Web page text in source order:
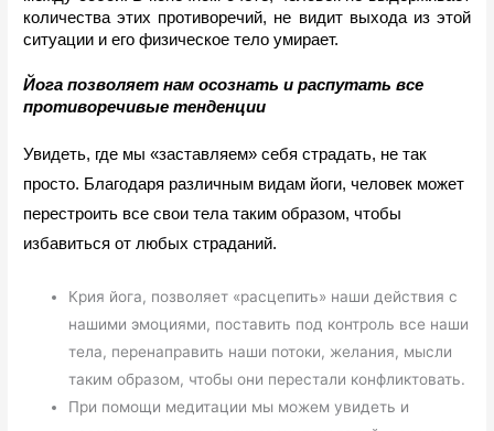
количества этих противоречий, не видит выхода из этой
ситуации и его физическое тело умирает.
Йога позволяет нам осознать и распутать все
противоречивые тенденции
Увидеть, где мы «заставляем» себя страдать, не так
просто. Благодаря различным видам йоги, человек может
перестроить все свои тела таким образом, чтобы
избавиться от любых страданий.
Крия йога, позволяет «расцепить» наши действия с
нашими эмоциями, поставить под контроль все наши
тела, перенаправить наши потоки, желания, мысли
таким образом, чтобы они перестали конфликтовать.
При помощи медитации мы можем увидеть и